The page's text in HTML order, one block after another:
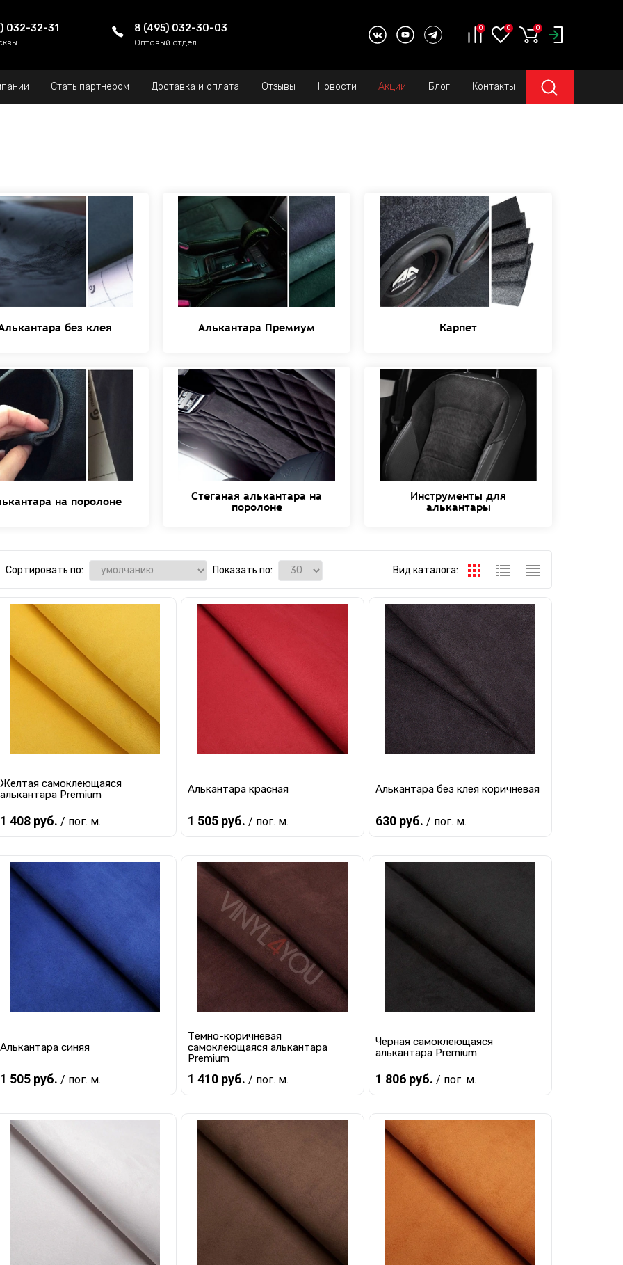
032-32-31 8 (495) 032-30-03
Оптовый отдел
0 0 0
Стать партнером Доставка и оплата Отзывы Новости Акции Блог Контакты
без клея Алькантара Премиум Карпет
на поролоне
Стеганая алькантара на
поролоне
Инструменты для
алькантары
Сортировать по: Показать по: Вид каталога:
Желтая самоклеющаяся
алькантара Premium
1 408 руб. / пог. м.
В корзину
Купить в 1 клик К сравнению
В избранное
Алькантара красная
1 505 руб. / пог. м.
В корзину
Купить в 1 клик
В избранное
Алькантара без клея коричневая
630 руб. / пог. м.
В корзину
Купить в 1 клик
Алькантара синяя
1 505 руб. / пог. м.
В корзину
Купить в 1 клик
В избранное
Темно-коричневая
самоклеющаяся алькантара
Premium
1 410 руб. / пог. м.
В корзину
Купить в 1 клик
В избранное
Черная самоклеющаяся
алькантара Premium
1 806 руб. / пог. м.
В корзину
Купить в 1 клик
В избранное